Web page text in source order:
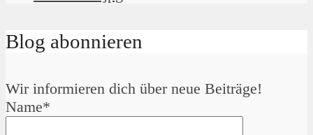
Blog abonnieren
Wir informieren dich über neue Beiträge!
Name*